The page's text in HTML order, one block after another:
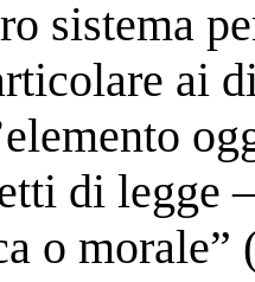
sistema
ai
di legge
o morale”